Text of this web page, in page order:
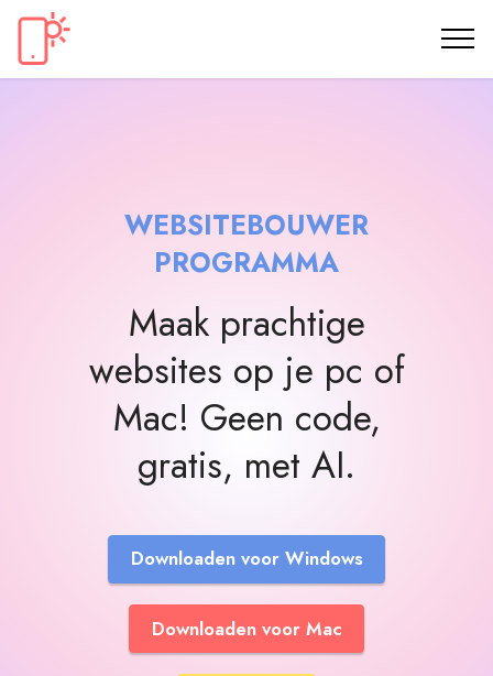
WEBSITEBOUWER
PROGRAMMA
Maak prachtige
websites op je pc of
Mac! Geen code,
gratis, met AI.
Downloaden voor Windows
Downloaden voor Mac